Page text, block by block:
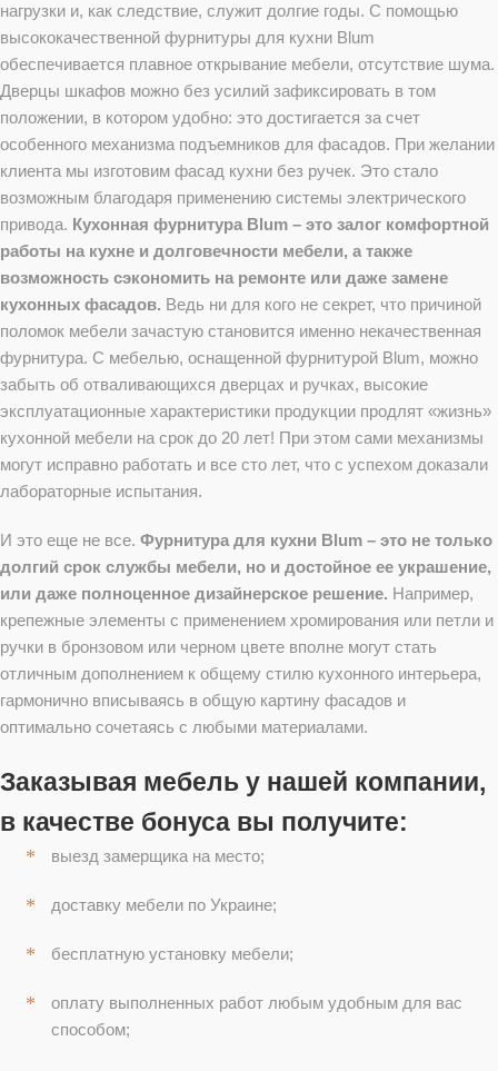
нагрузки и, как следствие, служит долгие годы. С помощью
высококачественной фурнитуры для кухни Blum
обеспечивается плавное открывание мебели, отсутствие шума.
Дверцы шкафов можно без усилий зафиксировать в том
положении, в котором удобно: это достигается за счет
особенного механизма подъемников для фасадов. При желании
клиента мы изготовим фасад кухни без ручек. Это стало
возможным благодаря применению системы электрического
привода. Кухонная фурнитура Blum – это залог комфортной
работы на кухне и долговечности мебели, а также
возможность сэкономить на ремонте или даже замене
кухонных фасадов. Ведь ни для кого не секрет, что причиной
поломок мебели зачастую становится именно некачественная
фурнитура. С мебелью, оснащенной фурнитурой Blum, можно
забыть об отваливающихся дверцах и ручках, высокие
эксплуатационные характеристики продукции продлят «жизнь»
кухонной мебели на срок до 20 лет! При этом сами механизмы
могут исправно работать и все сто лет, что с успехом доказали
лабораторные испытания.
И это еще не все. Фурнитура для кухни Blum – это не только
долгий срок службы мебели, но и достойное ее украшение,
или даже полноценное дизайнерское решение. Например,
крепежные элементы с применением хромирования или петли и
ручки в бронзовом или черном цвете вполне могут стать
отличным дополнением к общему стилю кухонного интерьера,
гармонично вписываясь в общую картину фасадов и
оптимально сочетаясь с любыми материалами.
Заказывая мебель у нашей компании,
в качестве бонуса вы получите:
выезд замерщика на место;
доставку мебели по Украине;
бесплатную установку мебели;
оплату выполненных работ любым удобным для вас
способом;